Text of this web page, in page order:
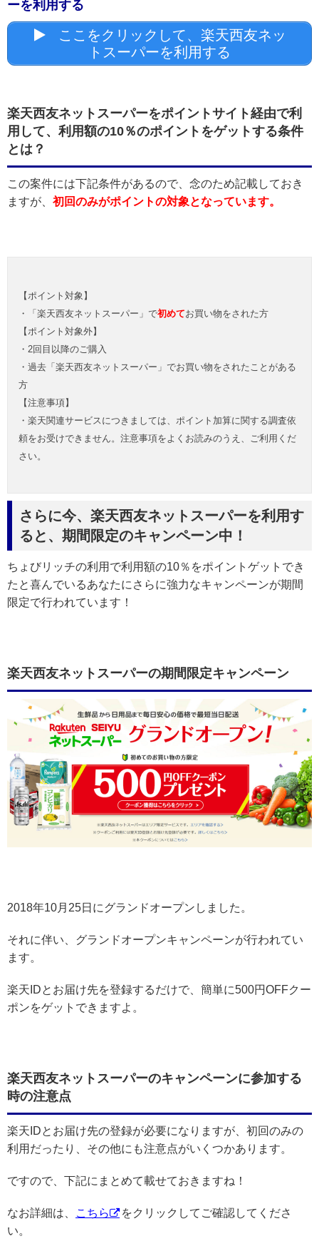
ーを利用する
ここをクリックして、楽天西友ネッ
トスーパーを利用する
楽天西友ネットスーパーをポイントサイト経由で利
用して、利用額の10％のポイントをゲットする条件
とは？
この案件には下記条件があるので、念のため記載しておき
ますが、 初回のみがポイントの対象となっています。
【ポイント対象】
・「楽天西友ネットスーパー」で初めてお買い物をされた方
【ポイント対象外】
・2回目以降のご購入
・過去「楽天西友ネットスーパー」でお買い物をされたことがある
方
【注意事項】
・楽天関連サービスにつきましては、ポイント加算に関する調査依
頼をお受けできません。注意事項をよくお読みのうえ、ご利用くだ
さい。
さらに今、楽天西友ネットスーパーを利用す
ると、期間限定のキャンペーン中！
ちょびリッチの利用で利用額の10％をポイントゲットでき
たと喜んでいるあなたにさらに強力なキャンペーンが期間
限定で行われています！
楽天西友ネットスーパーの期間限定キャンペーン
2018年10月25日にグランドオープンしました。
それに伴い、グランドオープンキャンペーンが行われてい
ます。
楽天IDとお届け先を登録するだけで、簡単に500円OFFクー
ポンをゲットできますよ。
楽天西友ネットスーパーのキャンペーンに参加する
時の注意点
楽天IDとお届け先の登録が必要になりますが、初回のみの
利用だったり、その他にも注意点がいくつかあります。
ですので、下記にまとめて載せておきますね！
なお詳細は、 こちら
をクリックしてご確認してくださ
い。